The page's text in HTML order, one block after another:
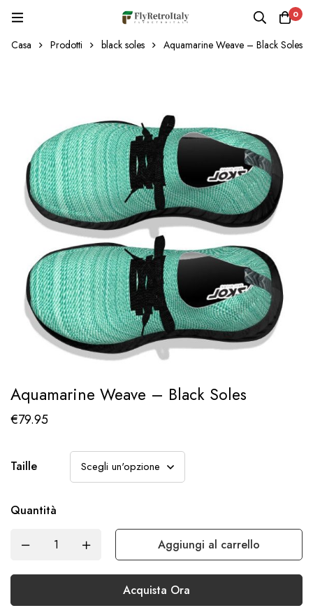
0
Casa Prodotti black soles Aquamarine Weave – Black Soles
Aquamarine Weave – Black Soles
€79.95
Taille
Quantità
Aggiungi al carrello
Acquista Ora